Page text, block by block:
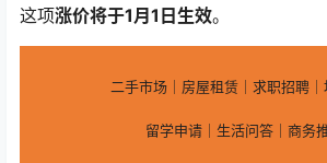
这项涨价将于1月1日生效。
二手市场｜房屋租赁｜求职招聘
留学申请｜生活问答｜商务